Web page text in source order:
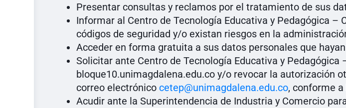
Presentar consultas y reclamos por el tratamiento de sus
Informar al Centro de Tecnología Educativa y Pedagógica
códigos de seguridad y/o existan riesgos en la
Acceder en forma gratuita a sus datos personales que
Solicitar ante Centro de Tecnología Educativa y Pedagógica
bloque10.unimagdalena.edu.co y/o revocar la autorización
correo electrónico cetep@unimagdalena.edu.co, conforme
Acudir ante la Superintendencia de Industria y Comercio